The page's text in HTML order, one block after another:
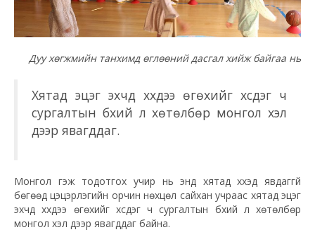
Дуу хөгжмийн танхимд өглөөний дасгал хийж байгаа нь
Хятад эцэг эхчүүд хүүхдээ өгөхийг хүсдэг ч
сургалтын бүхий л хөтөлбөр монгол хэл
дээр явагддаг.
Монгол гэж тодотгох учир нь энд хятад хүүхэд явдаггүй
бөгөөд цэцэрлэгийн орчин нөхцөл сайхан учраас хятад эцэг
эхчүүд хүүхдээ өгөхийг хүсдэг ч сургалтын бүхий л хөтөлбөр
монгол хэл дээр явагддаг байна.